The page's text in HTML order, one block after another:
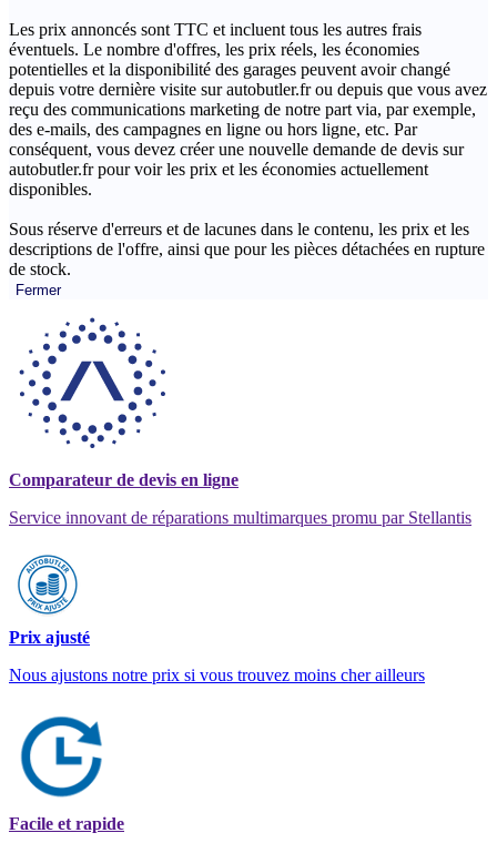
Les prix annoncés sont TTC et incluent tous les autres frais
éventuels. Le nombre d'offres, les prix réels, les économies
potentielles et la disponibilité des garages peuvent avoir changé
depuis votre dernière visite sur autobutler.fr ou depuis que vous avez
reçu des communications marketing de notre part via, par exemple,
des e-mails, des campagnes en ligne ou hors ligne, etc. Par
conséquent, vous devez créer une nouvelle demande de devis sur
autobutler.fr pour voir les prix et les économies actuellement
disponibles.
Sous réserve d'erreurs et de lacunes dans le contenu, les prix et les
descriptions de l'offre, ainsi que pour les pièces détachées en rupture
de stock.
Fermer
Comparateur de devis en ligne
Service innovant de réparations multimarques promu par Stellantis
Prix ajusté
Nous ajustons notre prix si vous trouvez moins cher ailleurs
Facile et rapide